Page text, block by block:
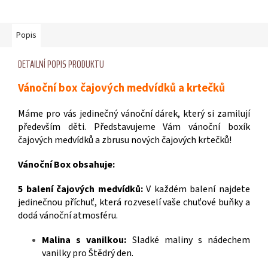
Popis
DETAILNÍ POPIS PRODUKTU
Vánoční box čajových medvídků a krtečků
Máme pro vás jedinečný vánoční dárek, který si zamilují
především děti. Představujeme Vám vánoční boxík
čajových medvídků a zbrusu nových čajových krtečků!
Vánoční Box obsahuje:
5 balení čajových medvídků:V každém balení najdete
jedinečnou příchuť, která rozveselí vaše chuťové buňky a
dodá vánoční atmosféru.
Malina s vanilkou: Sladké maliny s nádechem
vanilky pro Štědrý den.